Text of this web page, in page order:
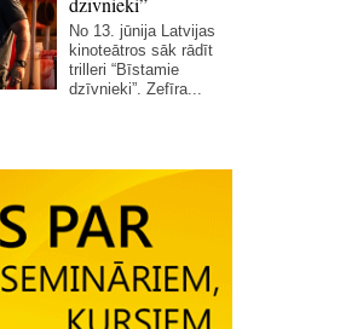
No 13. jūnija Latvijas
kinoteātros sāk rādīt
trilleri “Bīstamie
dzīvnieki”. Zefīra...